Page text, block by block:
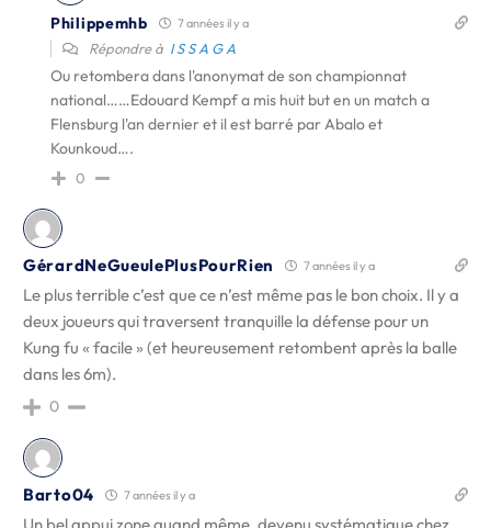
Philippemhb 7 années il y a
Répondre à I S S A G A
Ou retombera dans l'anonymat de son championnat
national……Edouard Kempf a mis huit but en un match a
Flensburg l'an dernier et il est barré par Abalo et
Kounkoud….
0
GérardNeGueulePlusPourRien 7 années il y a
Le plus terrible c’est que ce n’est même pas le bon choix. Il y a
deux joueurs qui traversent tranquille la défense pour un
Kung fu « facile » (et heureusement retombent après la balle
dans les 6m).
0
Barto04 7 années il y a